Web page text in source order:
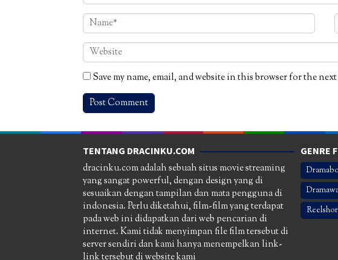
Save my name, email, and website in this browser for the
TENTANG DRACINKU.COM
dracinku.com adalah sebuah situs movie streaming
yang sangat powerful, dengan design yang di
sesuaikan dengan tampilan dan mata pengguna di
indonesia. Perlu diketahui, film-film yang terdapat
pada web ini didapatkan dari web pencarian di
internet. Kami tidak menyimpan file film tersebut di
server sendiri dan kami hanya menempelkan link-
link tersebut di website kami
GENRE